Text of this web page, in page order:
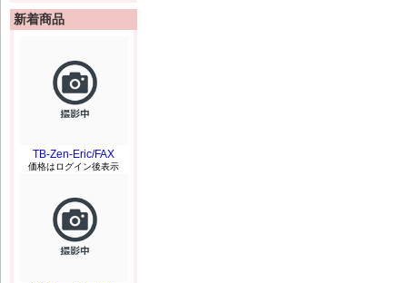
新着商品
TB-Zen-Eric/FAX
価格はログイン後表示